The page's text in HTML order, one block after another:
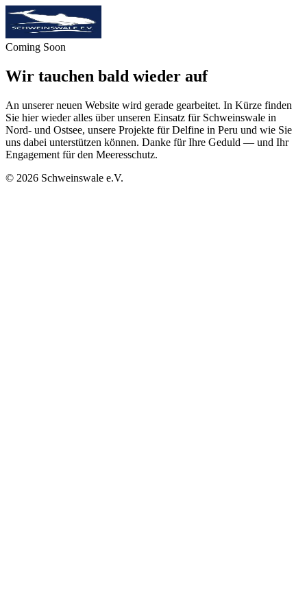
Coming Soon
Wir tauchen bald wieder auf
An unserer neuen Website wird gerade gearbeitet. In Kürze finden
Sie hier wieder alles über unseren Einsatz für Schweinswale in
Nord- und Ostsee, unsere Projekte für Delfine in Peru und wie Sie
uns dabei unterstützen können. Danke für Ihre Geduld — und Ihr
Engagement für den Meeresschutz.
© 2026 Schweinswale e.V.